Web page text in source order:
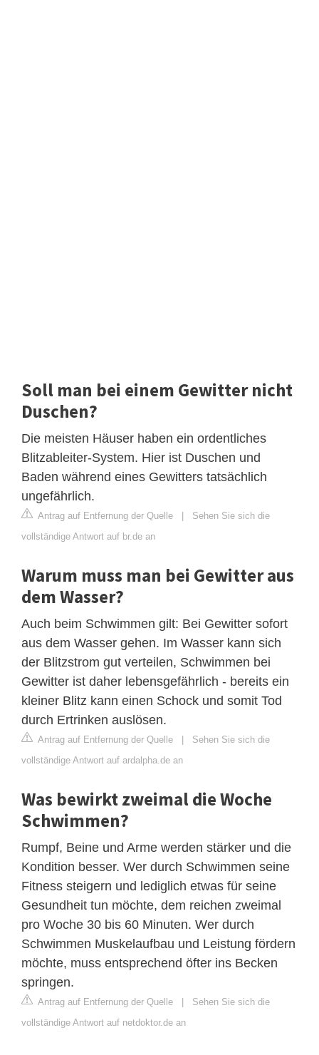
Soll man bei einem Gewitter nicht
Duschen?
Die meisten Häuser haben ein ordentliches
Blitzableiter-System. Hier ist Duschen und
Baden während eines Gewitters tatsächlich
ungefährlich.
Antrag auf Entfernung der Quelle | Sehen Sie sich die
vollständige Antwort auf br.de an
Warum muss man bei Gewitter aus
dem Wasser?
Auch beim Schwimmen gilt: Bei Gewitter sofort
aus dem Wasser gehen. Im Wasser kann sich
der Blitzstrom gut verteilen, Schwimmen bei
Gewitter ist daher lebensgefährlich - bereits ein
kleiner Blitz kann einen Schock und somit Tod
durch Ertrinken auslösen.
Antrag auf Entfernung der Quelle | Sehen Sie sich die
vollständige Antwort auf ardalpha.de an
Was bewirkt zweimal die Woche
Schwimmen?
Rumpf, Beine und Arme werden stärker und die
Kondition besser. Wer durch Schwimmen seine
Fitness steigern und lediglich etwas für seine
Gesundheit tun möchte, dem reichen zweimal
pro Woche 30 bis 60 Minuten. Wer durch
Schwimmen Muskelaufbau und Leistung fördern
möchte, muss entsprechend öfter ins Becken
springen.
Antrag auf Entfernung der Quelle | Sehen Sie sich die
vollständige Antwort auf netdoktor.de an